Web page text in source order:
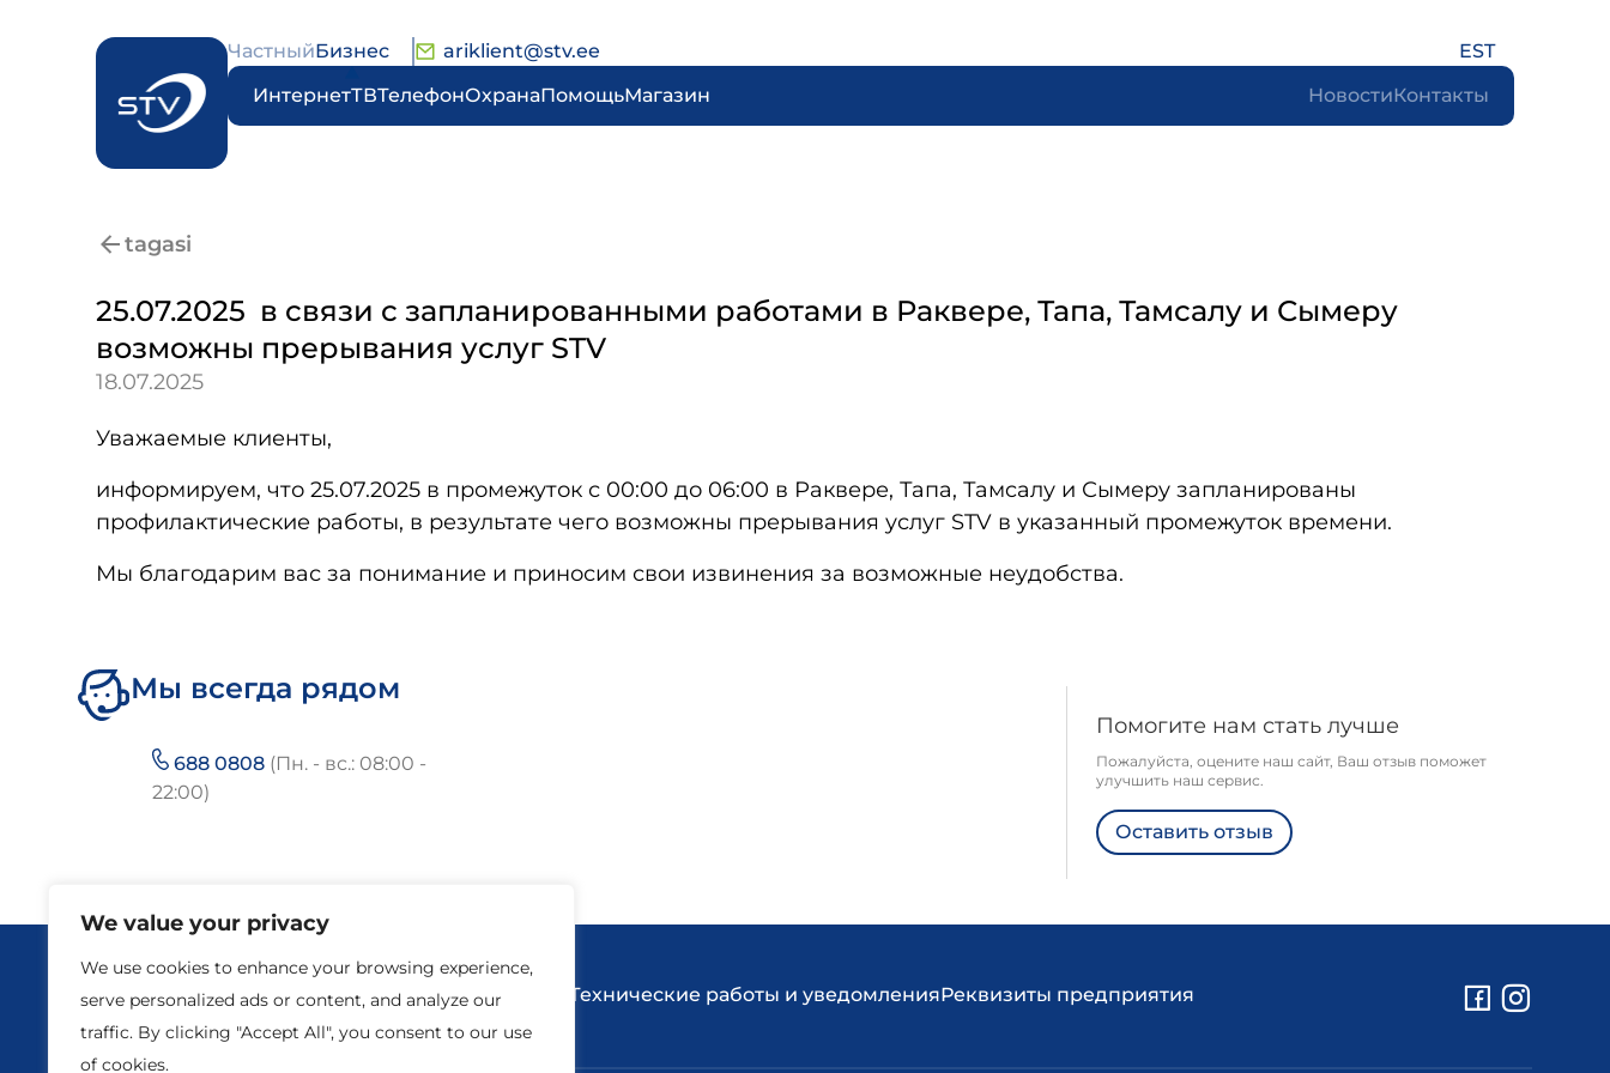
We value your privacy
We use cookies to enhance your browsing experience,
serve personalized ads or content, and analyze our
traffic. By clicking "Accept All", you consent to our use
of cookies.
ЧастныйБизнес ariklient@stv.ee
EST
ИнтернетТВТелефонОхранаПомощьМагазин НовостиКонтакты
tagasi
25.07.2025 в связи с запланированными работами в Раквере, Тапа, Тамсалу и Сымеру
возможны прерывания услуг STV
18.07.2025
Уважаемые клиенты,
информируем, что 25.07.2025 в промежуток с 00:00 до 06:00 в Раквере, Тапа, Тамcалу и Сымеру запланированы
профилактические работы, в результате чего возможны прерывания услуг STV в указанный промежуток времени.
Мы благодарим вас за понимание и приносим свои извинения за возможные неудобства.
Мы всегда рядом
688 0808 (Пн. - вс.: 08:00 -
22:00)
Помогите нам стать лучше
Пожалуйста, оцените наш сайт, Ваш отзыв поможет
улучшить наш сервис.
Оставить отзыв
Контакты Технические работы и уведомленияРеквизиты предприятия